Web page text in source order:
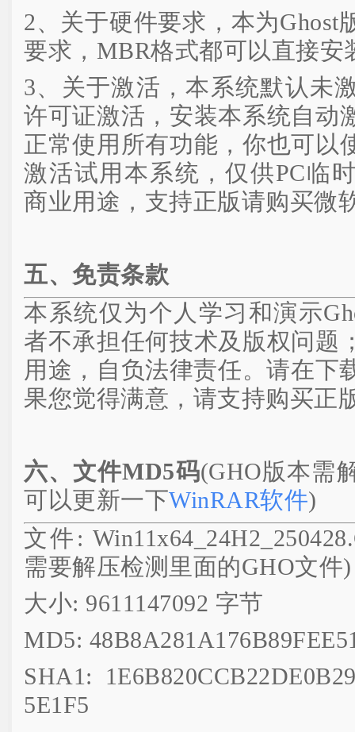
2、关于硬件要求，本为Ghost
要求，MBR格式都可以直接安
3、关于激活，本系统默认未
许可证激活，安装本系统自动
正常使用所有功能，你也可以
激活试用本系统，仅供PC临
商业用途，支持正版请购买微
五、免责条款
本系统仅为个人学习和演示
者不承担任何技术及版权问题
用途，自负法律责任。请在下
果您觉得满意，请支持购买正
六、文件MD5码(GHO版本需
可以更新一下WinRAR软件)
文件:
需要解压检测里面的GHO文件)
大小: 9611147092 字节
MD5:
SHA1:
5E1F5